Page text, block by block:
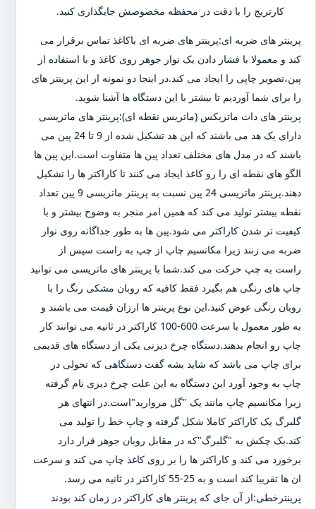
کارتریج را با دقت در محفظه مخصوصش جایگذاری کنید.
پرینتر های ضربه ای:پرینتر های ضربه ای باکاغذ تماس برقرار می
کند و معمولا با فشار دادن یک نوار جوهر روی کاغذ و با استفاده از
پین،تصویر چاپی را ایجاد می کند.در اینجا دو نمونه از این پرینتر های
را برای شما آوردیم تا بیشتر با این دستگاه ها آشنا شوید.
پرینتر های دات ماتریکس (ماتریس نقطه ای):پرینتر های ماتریسی
دارای یک هد می باشند که این هد تشکیل شده از 9 تا 24 پین می
باشند که در مدل های مختلف تعداد پین ها متفاوت است.این پین ها
الگو های نقطه ای را رو کاغذ ایجاد می کنند تا کاراکتر ها را تشکیل
دهند.پرینتر ماتریسی 24 پین نسبت به پرینتر ماتریسی 9 پین تعداد
نقطه بیشتر تولید می کند که همین امر منجر به وضوح بیشتر و با
کیفیت تر شدن کاراکتر می شود.پین ها به طور جداگانه روی نوار
ضربه می زنند زیرا مکانسیم چاپ از چپ به راست سپس از
راست به چپ حرکت می کند.شما با پرینتر های ماتریسی می توانید
چاپ های رنگی هم بگیرد فقط کافیه که روبان مشکی رنگ را با
روبان رنگی عوض کنید.این نوع پرینتر ها ارزان قیمت می باشند و
به طور معمول با سرعت 600-100 کاراکتر در ثانیه می توانند کار
چاپ رو انجام بدهند.دستگاه چرخ دیزنی یکی از دستگاه های قدیمی
برای چاپ می باشد که شاید بشه گفت دستگاهی که تحولی در
چاپ به وجود آورد این دستگاه به این علت چرخ دیزی نام گرفته
زیرا مکانسیم چاپ مانند یک "گل مروارید"است.در انتهای هر
گلبرگ یک کاراکتر کاملا شکل گرفته و چاپ خط را تولید می
کند.یک چکش به "گلبرگ"که در مقابل روبان جوهر قرار دارد
برخورد می کند و کاراکتر ها را بر روی کاغذ چاپ می کند و سرعت
ان ها تقریبا کند است و به 25-55 کاراکتر در ثانیه می رسد.
پرینترخطی:از آن جای که پرینتر های کاراکتر در زمان کند بودند